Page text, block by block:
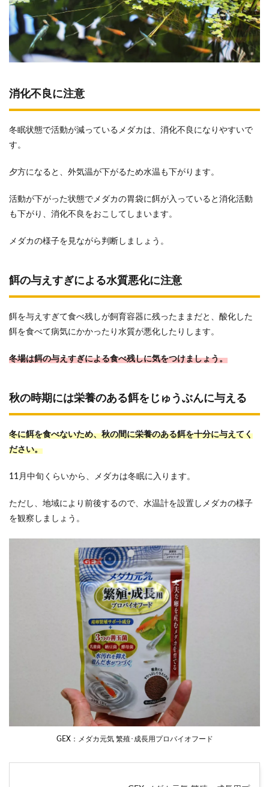
消化不良に注意
冬眠状態で活動が減っているメダカは、消化不良になりやすいで
す。
夕方になると、外気温が下がるため水温も下がります。
活動が下がった状態でメダカの胃袋に餌が入っていると消化活動
も下がり、消化不良をおこしてしまいます。
メダカの様子を見ながら判断しましょう。
餌の与えすぎによる水質悪化に注意
餌を与えすぎて食べ残しが飼育容器に残ったままだと、酸化した
餌を食べて病気にかかったり水質が悪化したりします。
冬場は餌の与えすぎによる食べ残しに気をつけましょう。
秋の時期には栄養のある餌をじゅうぶんに与える
冬に餌を食べないため、秋の間に栄養のある餌を十分に与えてく
ださい。
11月中旬くらいから、メダカは冬眠に入ります。
ただし、地域により前後するので、水温計を設置しメダカの様子
を観察しましょう。
GEX：メダカ元気 繁殖･成長用プロバイオフード